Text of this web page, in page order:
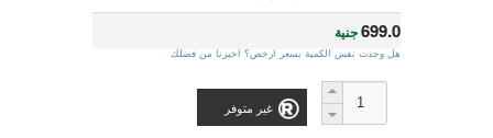
699.0جنية
هل وجدت نفس الكمية بسعر ارخص؟ اخبرنا من فضلك
غير متوفر